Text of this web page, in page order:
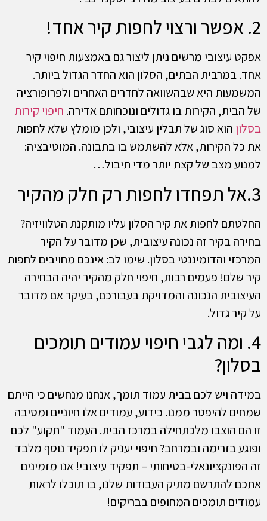
2. אפשר ורצוי לחפות קיר אחד!
אפקט עיצובי מרשים ניתן ליצור גם באמצעות חיפוי קיר
אחד. במרבית הבתים, הסלון הוא החדר הגדול ביותר.
המשמעות היא שבהשוואה לחדרים האחרים ולפרופורציה
של הבית, הקירות בו גדולים ונוכחותם אדירה. חיפוי קירות
בסלון הוא סוג של תבלין עיצובי, ולכן מומלץ שלא לחפות
את כל הקירות, אלא להשתמש בו בתבונה. המוטיבציה:
למנוע מצב של קצת יותר מדי תיבול…
3.אל תפחדו לחפות רק חלק מהקיר
החלטתם לחפות את קיר הסלון עליו מותקנת הטלוויזיה?
בחירה בקיר זה נכונה עיצובית, שכן מדובר על הקיר
המרכזי והדומיננטי בסלון. שימו לב: אינכם מחויבים לחפות
קיר שלם! פעמים רבות, חיפוי חלק מהקיר יהיה הבחירה
העיצובית הנכונה והמדויקת בעבורכם, בעיקר אם מדובר
על קיר גדול.
4. ומה לגבי חיפוי עמודים תומכים
בסלון?
במידה ויש לכם בבית עמוד תומך, אנחנו מנחשים כי הייתם
שמחים להיפטר ממנו. כידוע, עמודים אלו חיוניים ומסיבה
זו הם הוצבו מלכתחילה במרכז הבית. העמוד "תקוע" לכם
ופוגע בזרימה ובמרחב? חיפוי יעניק לו תפקיד נוסף מלבד
זה הפונקציונאלי-בטיחותי – תפקיד עיצובי! אנו מזמינים
אתכם להתרשם מתיק העבודות שלנו, בו תוכלו לראות
עמודים תומכים המחופים בבריקים!